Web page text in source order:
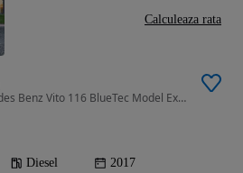
2143 cm3 • 163 CP • Mercedes Benz Vito 116 BlueTec Model Extra Lung
Diesel 2017
Calculeaza rata